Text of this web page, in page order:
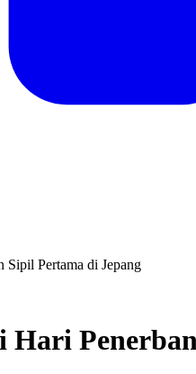
Sipil Pertama di Jepang
Hari